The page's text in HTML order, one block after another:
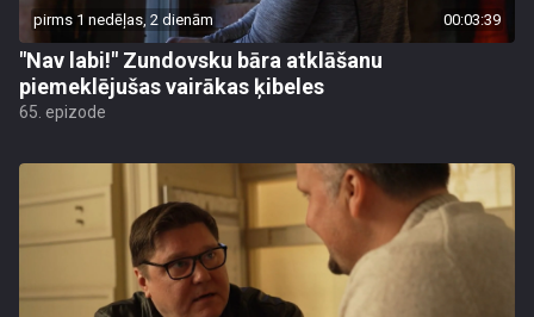
pirms 1 nedēļas, 2 dienām 00:03:39
"Nav labi!" Zundovsku bāra atklāšanu
piemeklējušas vairākas ķibeles
65. epizode